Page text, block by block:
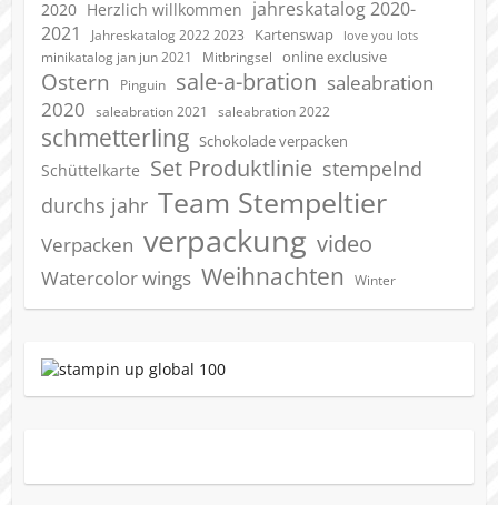
2020 Herzlich willkommen jahreskatalog 2020-
2021
Jahreskatalog 2022 2023 Kartenswap love you lots
minikatalog jan jun 2021 Mitbringsel online exclusive
Ostern Pinguin sale-a-bration saleabration
2020
saleabration 2021 saleabration 2022
schmetterling Schokolade verpacken
Schüttelkarte Set Produktlinie stempelnd
durchs jahr Team Stempeltier
Verpacken verpackung video
Watercolor wings Weihnachten Winter